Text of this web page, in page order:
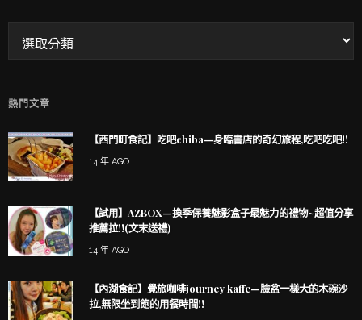
熱門文章
【西門町食記】吃吧chiba—身臨書店的奇幻旅程,吃吧吃吧!!
14 年 AGO
【試用】AZBOX—換季保養魅影盒子最魅力的禮物~超值分享
推薦拉!!(文末送禮)
14 年 AGO
【內湖食記】覺旅咖啡journey kaffe—臉盆一樣大的木碗沙
拉,無限坐到飽的用餐時間!!